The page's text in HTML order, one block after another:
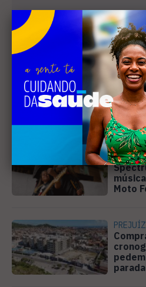
Leia Também
pague
MÚSICA
Moto